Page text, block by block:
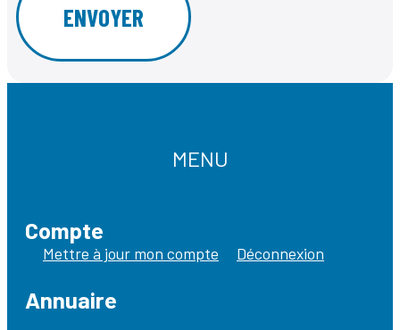
MENU
Compte
Mettre à jour mon compte Déconnexion
Annuaire